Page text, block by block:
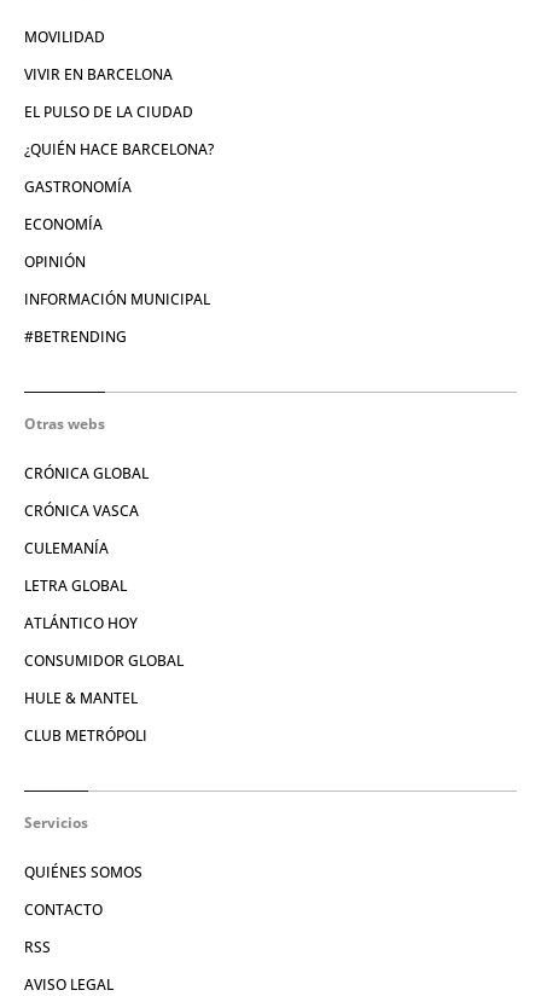
MOVILIDAD
VIVIR EN BARCELONA
EL PULSO DE LA CIUDAD
¿QUIÉN HACE BARCELONA?
GASTRONOMÍA
ECONOMÍA
OPINIÓN
INFORMACIÓN MUNICIPAL
#BETRENDING
Otras webs
CRÓNICA GLOBAL
CRÓNICA VASCA
CULEMANÍA
LETRA GLOBAL
ATLÁNTICO HOY
CONSUMIDOR GLOBAL
HULE & MANTEL
CLUB METRÓPOLI
Servicios
QUIÉNES SOMOS
CONTACTO
RSS
AVISO LEGAL